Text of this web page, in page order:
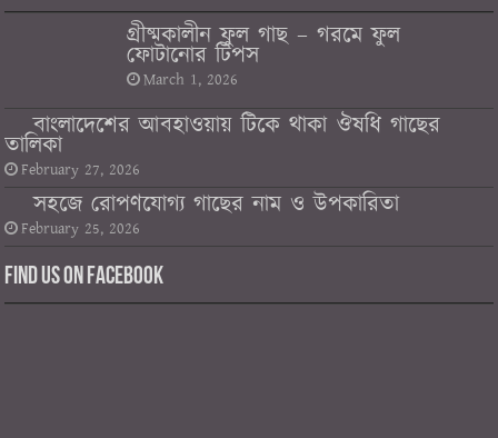
গ্রীষ্মকালীন ফুল গাছ – গরমে ফুল
ফোটানোর টিপস
March 1, 2026
বাংলাদেশের আবহাওয়ায় টিকে থাকা ঔষধি গাছের
তালিকা
February 27, 2026
সহজে রোপণযোগ্য গাছের নাম ও উপকারিতা
February 25, 2026
Find us on Facebook